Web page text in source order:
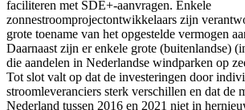
faciliteren met SDE+-aanvragen. Enkele
zonnestroomprojectontwikkelaars zijn
grote toename van het opgestelde vermogen
Daarnaast zijn er enkele grote (buitenlandse)
die aandelen in Nederlandse windparken op
Tot slot valt op dat de investeringen door
stroomleveranciers sterk verschillen en dat de
Nederland tussen 2016 en 2021 niet in